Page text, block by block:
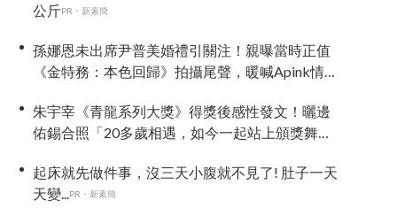
公斤PR・新素簡
孫娜恩未出席尹普美婚禮引關注！親曝當時正值
《金特務：本色回歸》拍攝尾聲，暖喊Apink情誼
朱宇宰《青龍系列大獎》得獎後感性發文！曬邊
佑錫合照「20多歲相遇，如今一起站上頒獎舞
起床就先做件事，沒三天小腹就不見了! 肚子一天
天變...PR・新素簡